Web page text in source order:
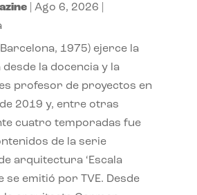
| Ago 6, 2026
1975) ejerce la
la docencia y la
profesor de proyectos en
2019 y, entre otras
cuatro temporadas fue
de la serie
arquitectura ‘Escala
se emitió por TVE. Desde